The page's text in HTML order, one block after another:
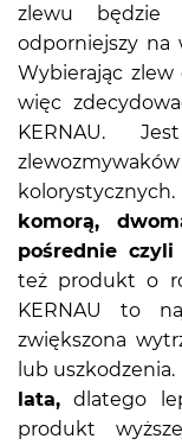
zlewu będzie
odporniejszy na
Wybierając
więc
KERNAU.
kolorystycznych.
komorą,
pośrednie
też produkt o
KERNAU to
zwiększona
lub uszkodzenia.
lata, dlatego
produkt